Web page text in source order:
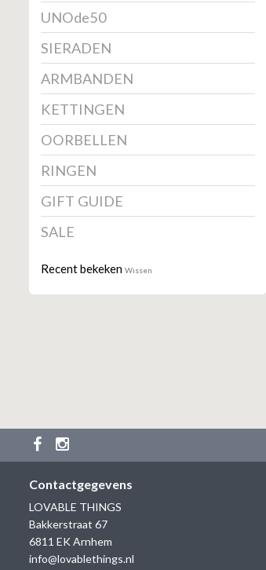
UNOde50
SIERADEN
ARMBANDEN
KETTINGEN
OORBELLEN
RINGEN
GIFT GUIDE
SALE
Recent bekeken Wissen
Contactgegevens
LOVABLE THINGS
Bakkerstraat 67
6811 EK Arnhem
info@lovablethings.nl